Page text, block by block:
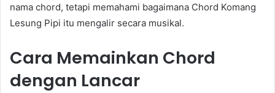
nama chord, tetapi memahami bagaimana Chord Komang
Lesung Pipi itu mengalir secara musikal.
Cara Memainkan Chord
dengan Lancar